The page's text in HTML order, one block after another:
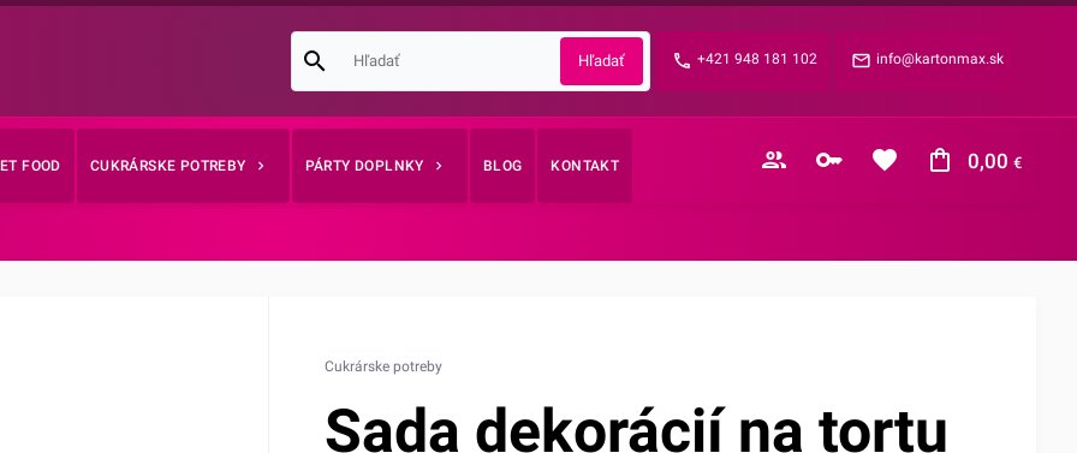
info@kartonmax.sk
+421 948 181 102
FOOD CUKRÁRSKE POTREBY PÁRTY DOPLNKY BLOG KONTAKT 0,00€
Zabudnuté heslo?
Cukrárske potreby
Sada dekorácií na tortu